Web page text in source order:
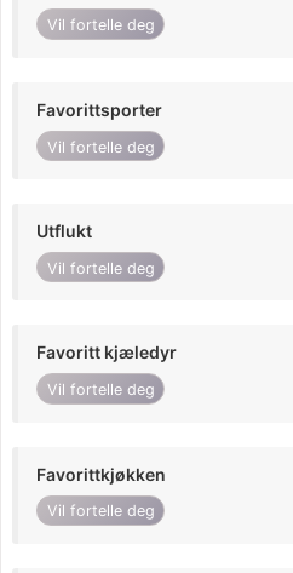
Vil fortelle deg
Favorittsporter
Vil fortelle deg
Utflukt
Vil fortelle deg
Favoritt kjæledyr
Vil fortelle deg
Favorittkjøkken
Vil fortelle deg